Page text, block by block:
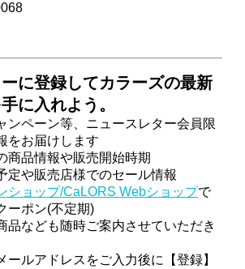
に登録してカラーズの最新
に入れよう。
ンペーン等、ニュースレター会員限
をお届けします
商品情報や販売開始時期
定や販売店様でのセール情報
ショップ/CaLORS Webショップで
ーポン(不定期)
品なども随時ご案内させていただき
ールアドレスをご入力後に【登録】